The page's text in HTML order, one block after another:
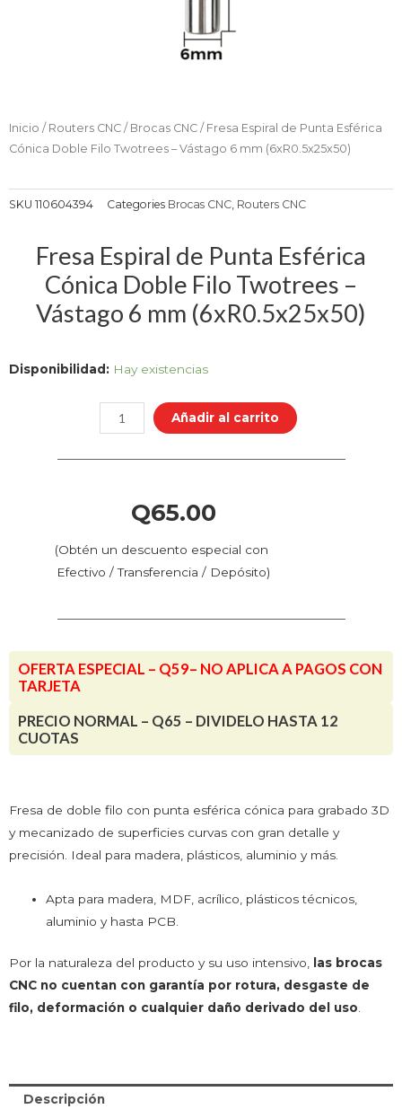
Inicio / Routers CNC / Brocas CNC / Fresa Espiral de Punta Esférica
Cónica Doble Filo Twotrees – Vástago 6 mm (6xR0.5x25x50)
SKU 110604394 Categories Brocas CNC, Routers CNC
Fresa Espiral de Punta Esférica
Cónica Doble Filo Twotrees –
Vástago 6 mm (6xR0.5x25x50)
Disponibilidad: Hay existencias
Fresa
Punta
Esférica
Doble
Twotrees
–
Añadir al carrito
Q65.00
(Obtén un descuento especial con
Efectivo / Transferencia / Depósito)
OFERTA ESPECIAL – Q59– NO APLICA A PAGOS CON
TARJETA
PRECIO NORMAL – Q65 – DIVIDELO HASTA 12
CUOTAS
Fresa de doble filo con punta esférica cónica para grabado 3D
y mecanizado de superficies curvas con gran detalle y
precisión. Ideal para madera, plásticos, aluminio y más.
Apta para madera, MDF, acrílico, plásticos técnicos,
aluminio y hasta PCB.
Por la naturaleza del producto y su uso intensivo,
las brocas
CNC no cuentan con garantía por rotura, desgaste de
filo, deformación o cualquier daño derivado del uso
Descripción